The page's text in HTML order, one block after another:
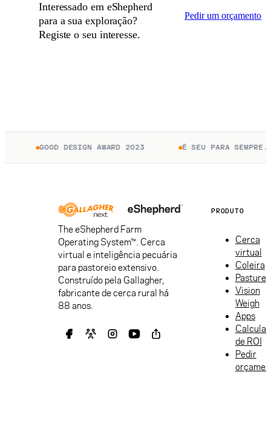
Interessado em eShepherd
para a sua exploração?
Registe o seu interesse.
Pedir um orçamento
GOOD DESIGN AWARD 2023 É SEU PARA SEMPRE.
The eShepherd Farm
Operating System™. Cerca
virtual e inteligência pecuária
para pastoreio extensivo.
Construído pela Gallagher,
fabricante de cerca rural há
88 anos.
PRODUTO
Cerca
virtual
Coleira
Pasture
Vision
Weigh
Apps
de ROI
Pedir